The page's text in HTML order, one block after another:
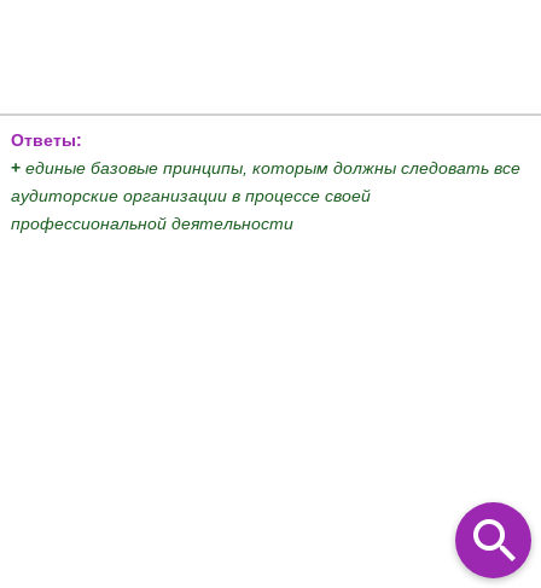
Ответы:
+ единые базовые принципы, которым должны следовать все
аудиторские организации в процессе своей
профессиональной деятельности